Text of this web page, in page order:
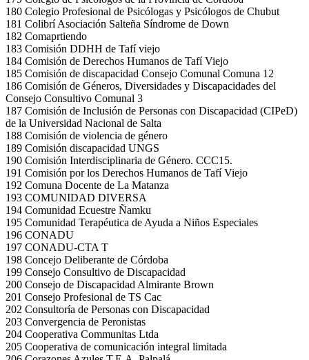
180 Colegio Profesional de Psicólogas y Psicólogos de Chubut
181 Colibrí Asociación Salteña Síndrome de Down
182 Comaprtiendo
183 Comisión DDHH de Tafí viejo
184 Comisión de Derechos Humanos de Tafí Viejo
185 Comisión de discapacidad Consejo Comunal Comuna 12
186 Comisión de Géneros, Diversidades y Discapacidades del
Consejo Consultivo Comunal 3
187 Comisión de Inclusión de Personas con Discapacidad (CIPeD)
de la Universidad Nacional de Salta
188 Comisión de violencia de género
189 Comisión discapacidad UNGS
190 Comisión Interdisciplinaria de Género. CCC15.
191 Comisión por los Derechos Humanos de Tafí Viejo
192 Comuna Docente de La Matanza
193 COMUNIDAD DIVERSA
194 Comunidad Ecuestre Ñamku
195 Comunidad Terapéutica de Ayuda a Niños Especiales
196 CONADU
197 CONADU-CTA T
198 Concejo Deliberante de Córdoba
199 Consejo Consultivo de Discapacidad
200 Consejo de Discapacidad Almirante Brown
201 Consejo Profesional de TS Cac
202 Consultoría de Personas con Discapacidad
203 Convergencia de Peronistas
204 Cooperativa Communitas Ltda
205 Cooperativa de comunicación integral limitada